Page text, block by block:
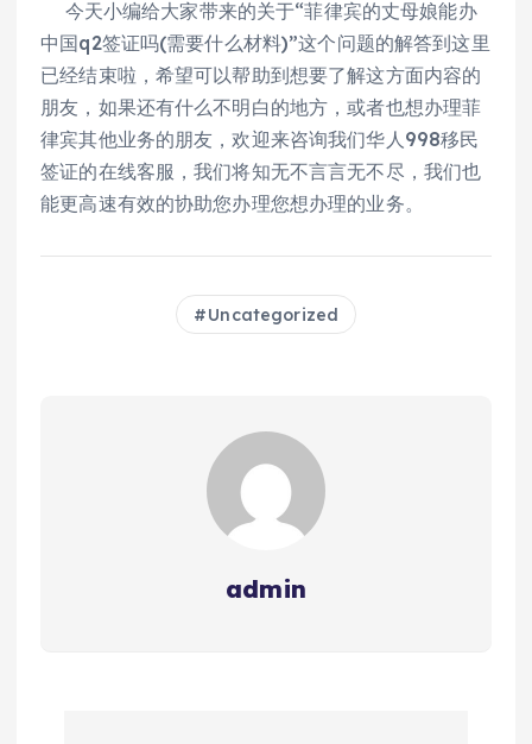
今天小编给大家带来的关于“菲律宾的丈母娘能办
中国q2签证吗(需要什么材料)”这个问题的解答到这里
已经结束啦，希望可以帮助到想要了解这方面内容的
朋友，如果还有什么不明白的地方，或者也想办理菲
律宾其他业务的朋友，欢迎来咨询我们华人998移民
签证的在线客服，我们将知无不言言无不尽，我们也
能更高速有效的协助您办理您想办理的业务。
Uncategorized
admin